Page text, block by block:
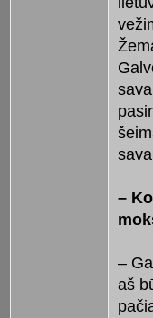
–
–
aš